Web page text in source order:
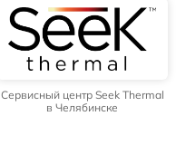
Сервисный центр Seek Thermal
в Челябинске